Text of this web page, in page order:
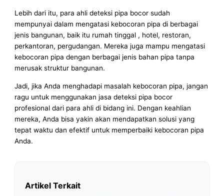
Lebih dari itu, para ahli deteksi pipa bocor sudah
mempunyai dalam mengatasi kebocoran pipa di berbagai
jenis bangunan, baik itu rumah tinggal , hotel, restoran,
perkantoran, pergudangan. Mereka juga mampu mengatasi
kebocoran pipa dengan berbagai jenis bahan pipa tanpa
merusak struktur bangunan.
Jadi, jika Anda menghadapi masalah kebocoran pipa, jangan
ragu untuk menggunakan jasa deteksi pipa bocor
profesional dari para ahli di bidang ini. Dengan keahlian
mereka, Anda bisa yakin akan mendapatkan solusi yang
tepat waktu dan efektif untuk memperbaiki kebocoran pipa
Anda.
Artikel Terkait